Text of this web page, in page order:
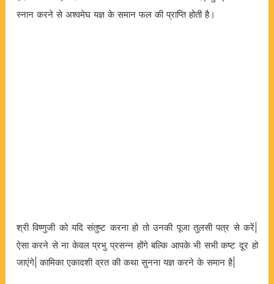
स्नान करने से अश्वमेघ यज्ञ के समान फल की प्राप्ति होती है।
श्री विष्णुजी को यदि संतुष्ट करना हो तो उनकी पूजा तुलसी पत्र से करें
ऐसा करने से ना केवल प्रभु प्रसन्न होंगे बल्कि आपके भी सभी कष्ट दूर हो
जाएंगे|कामिका एकादशी व्रत की कथा सुनना यज्ञ करने के समान है|